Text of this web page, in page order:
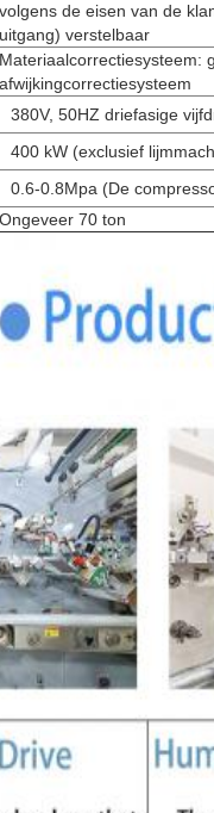
volgens de eisen van de
uitgang) verstelbaar
Materiaalcorrectiesysteem:
afwijkingcorrectiesysteem
380V, 50HZ driefasige
400 kW (exclusief
0.6-0.8Mpa (De
Ongeveer 70 ton